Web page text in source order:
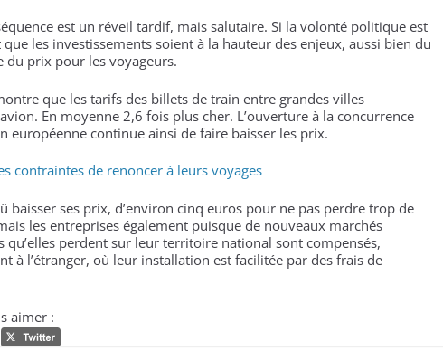
est un réveil tardif, mais salutaire. Si la volonté politique est
les investissements soient à la hauteur des enjeux, aussi bien du
du prix pour les voyageurs.
que les tarifs des billets de train entre grandes villes
En moyenne 2,6 fois plus cher. L’ouverture à la concurrence
européenne continue ainsi de faire baisser les prix.
contraintes de renoncer à leurs voyages
baisser ses prix, d’environ cinq euros pour ne pas perdre trop de
les entreprises également puisque de nouveaux marchés
qu’elles perdent sur leur territoire national sont compensés,
à l’étranger, où leur installation est facilitée par des frais de
aimer :